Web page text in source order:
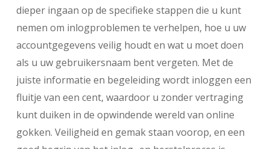
dieper ingaan op de specifieke stappen die u kunt
nemen om inlogproblemen te verhelpen, hoe u uw
accountgegevens veilig houdt en wat u moet doen
als u uw gebruikersnaam bent vergeten. Met de
juiste informatie en begeleiding wordt inloggen een
fluitje van een cent, waardoor u zonder vertraging
kunt duiken in de opwindende wereld van online
gokken. Veiligheid en gemak staan voorop, en een